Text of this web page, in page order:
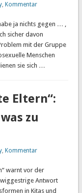
, Kommentar
ja nichts gegen … ,
sicher davon
mit der Gruppe
Menschen
sie sich …
Eltern“:
zu
, Kommentar
warnt vor der
Antwort
in Kitas und